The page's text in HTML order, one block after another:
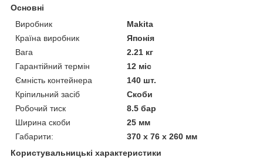
Основні
Виробник
Makita
Країна виробник
Японія
Вага
2.21 кг
Гарантійний термін
12 міс
Ємність контейнера
140 шт.
Кріпильний засіб
Скоби
Робочий тиск
8.5 бар
Ширина скоби
25 мм
Габарити:
370 x 76 x 260 мм
Користувальницькі характеристики